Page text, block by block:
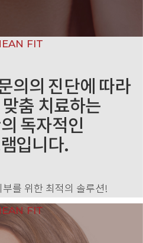
FIT
의의 진단에 따라
춤 치료하는
독자적인
입니다.
를 위한 최적의 솔루션!
FIT